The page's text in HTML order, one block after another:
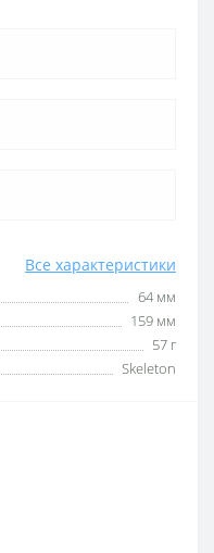
Все характеристики
64 мм
159 мм
57 г
Skeleton